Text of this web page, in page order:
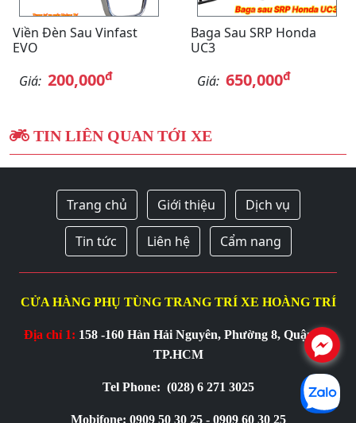
Viền Đèn Sau Vinfast
EVO
Giá: 200,000đ
Baga Sau SRP Honda
UC3
Giá: 650,000đ
TIN LIÊN QUAN TỚI XE
Trang chủ Giới thiệu Dịch vụ
Tin tức Liên hệ Cẩm nang
CỬA HÀNG PHỤ TÙNG TRANG TRÍ XE HOÀNG TRÍ
Địa chỉ 1: 158 -160 Hàn Hải Nguyên, Phường 8, Quận 11,
TP.HCM
Tel Phone: (028) 6 271 3025
Mobifone: 0909 50 30 25 - 0909 60 30 25
.